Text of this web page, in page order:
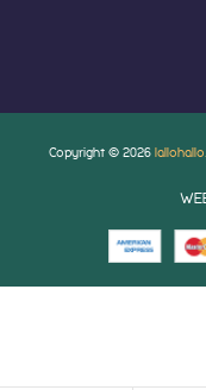
Copyright © 2026